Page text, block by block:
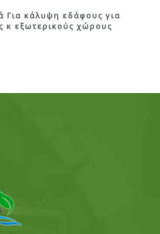
Για κάλυψη εδάφους για
κ εξωτερικούς χώρους